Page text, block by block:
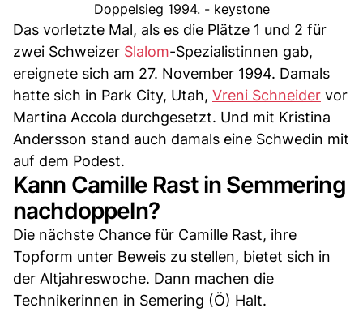
Doppelsieg 1994. - keystone
Das vorletzte Mal, als es die Plätze 1 und 2 für
zwei Schweizer Slalom-Spezialistinnen gab,
ereignete sich am 27. November 1994. Damals
hatte sich in Park City, Utah, Vreni Schneider vor
Martina Accola durchgesetzt. Und mit Kristina
Andersson stand auch damals eine Schwedin mit
auf dem Podest.
Kann Camille Rast in Semmering
nachdoppeln?
Die nächste Chance für Camille Rast, ihre
Topform unter Beweis zu stellen, bietet sich in
der Altjahreswoche. Dann machen die
Technikerinnen in Semering (Ö) Halt.